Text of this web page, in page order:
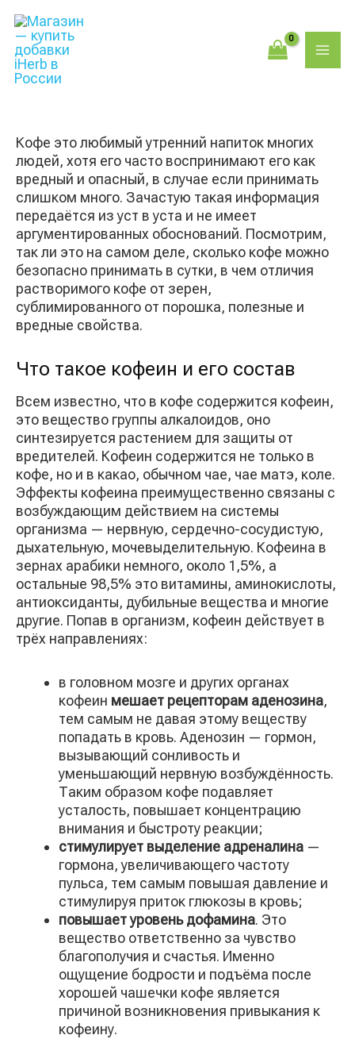
содержимому
Кофе это любимый утренний напиток многих
людей, хотя его часто воспринимают его как
вредный и опасный, в случае если принимать
слишком много. Зачастую такая информация
передаётся из уст в уста и не имеет
аргументированных обоснований. Посмотрим,
так ли это на самом деле, сколько кофе можно
безопасно принимать в сутки, в чем отличия
растворимого кофе от зерен,
сублимированного от порошка, полезные и
вредные свойства.
Что такое кофеин и его состав
Всем известно, что в кофе содержится кофеин,
это вещество группы алкалоидов, оно
синтезируется растением для защиты от
вредителей. Кофеин содержится не только в
кофе, но и в какао, обычном чае, чае матэ, коле.
Эффекты кофеина преимущественно связаны с
возбуждающим действием на системы
организма — нервную, сердечно-сосудистую,
дыхательную, мочевыделительную. Кофеина в
зернах арабики немного, около 1,5%, а
остальные 98,5% это витамины, аминокислоты,
антиоксиданты, дубильные вещества и многие
другие. Попав в организм, кофеин действует в
трёх направлениях:
в головном мозге и других органах
кофеин мешает рецепторам аденозина,
тем самым не давая этому веществу
попадать в кровь. Аденозин — гормон,
вызывающий сонливость и
уменьшающий нервную возбуждённость.
Таким образом кофе подавляет
усталость, повышает концентрацию
внимания и быстроту реакции;
стимулирует выделение адреналина —
гормона, увеличивающего частоту
пульса, тем самым повышая давление и
стимулируя приток глюкозы в кровь;
повышает уровень дофамина. Это
вещество ответственно за чувство
благополучия и счастья. Именно
ощущение бодрости и подъёма после
хорошей чашечки кофе является
причиной возникновения привыкания к
кофеину.
товаров